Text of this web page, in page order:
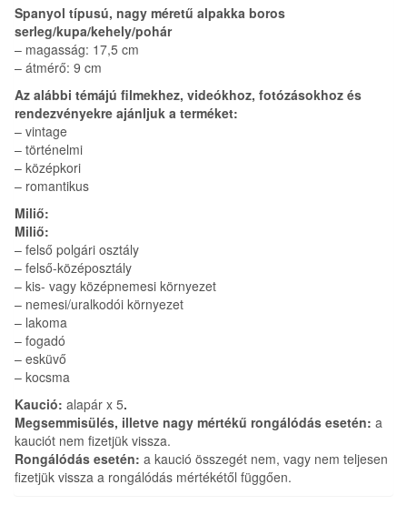
Spanyol típusú, nagy méretű alpakka boros
serleg/kupa/kehely/pohár
– magasság: 17,5 cm
– átmérő: 9 cm
Az alábbi témájú filmekhez, videókhoz, fotózásokhoz és
rendezvényekre ajánljuk a terméket:
– vintage
– történelmi
– középkori
– romantikus
Miliő:
Miliő:
– felső polgári osztály
– felső-középosztály
– kis- vagy középnemesi környezet
– nemesi/uralkodói környezet
– lakoma
– fogadó
– esküvő
– kocsma
Kaució: alapár x 5.
Megsemmisülés, illetve nagy mértékű rongálódás esetén: a
kauciót nem fizetjük vissza.
Rongálódás esetén: a kaució összegét nem, vagy nem teljesen
fizetjük vissza a rongálódás mértékétől függően.